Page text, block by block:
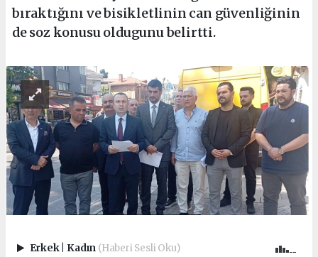
bıraktığını ve bisikletlinin can güvenliğinin
de soz konusu oldugunu belirtti.
Erkek Kadın (Haberi Sesli Oku)